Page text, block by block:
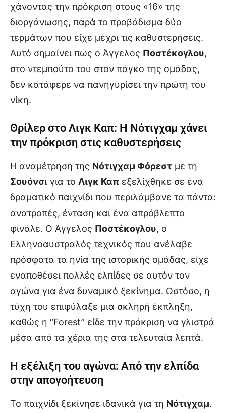
χάνοντας την πρόκριση στους «16» της
διοργάνωσης, παρά το προβάδισμα δύο
τερμάτων που είχε μέχρι τις καθυστερήσεις.
Αυτό σημαίνει πως ο Άγγελος Ποστέκογλου,
στο ντεμπούτο του στον πάγκο της ομάδας,
δεν κατάφερε να πανηγυρίσει την πρώτη του
νίκη.
Θρίλερ στο Λιγκ Καπ: Η Νότιγχαμ χάνει
την πρόκριση στις καθυστερήσεις
Η αναμέτρηση της Νότιγχαμ Φόρεστ με τη
Σουόνσι για το Λιγκ Καπ εξελίχθηκε σε ένα
δραματικό παιχνίδι που περιλάμβανε τα πάντα:
ανατροπές, ένταση και ένα απρόβλεπτο
φινάλε. Ο Άγγελος Ποστέκογλου, ο
Ελληνοαυστραλός τεχνικός που ανέλαβε
πρόσφατα τα ηνία της ιστορικής ομάδας, είχε
εναποθέσει πολλές ελπίδες σε αυτόν τον
αγώνα για ένα δυναμικό ξεκίνημα. Ωστόσο, η
τύχη του επιφύλαξε μια σκληρή έκπληξη,
καθώς η “Forest” είδε την πρόκριση να γλιστρά
μέσα από τα χέρια της στα τελευταία λεπτά.
Η εξέλιξη του αγώνα: Από την ελπίδα
στην απογοήτευση
Το παιχνίδι ξεκίνησε ιδανικά για τη Νότιγχαμ.